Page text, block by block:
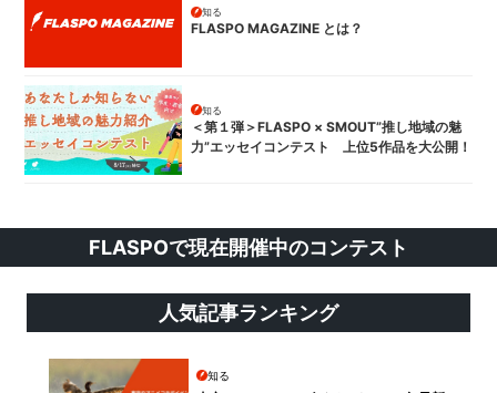
FLASPO MAGAZINE とは？
知る
＜第１弾＞FLASPO × SMOUT”推し地域の魅
力”エッセイコンテスト 上位5作品を大公開！
知る
FLASPOで現在開催中のコンテスト
人気記事ランキング
知る